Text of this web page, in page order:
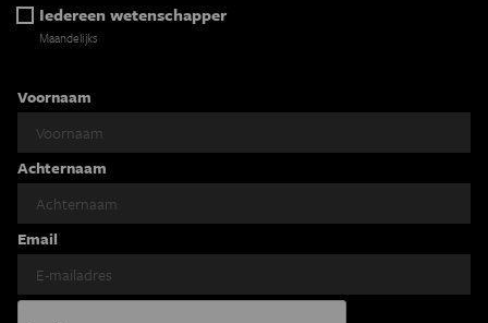
Iedereen wetenschapper
Maandelijks
Voornaam
Achternaam
Email